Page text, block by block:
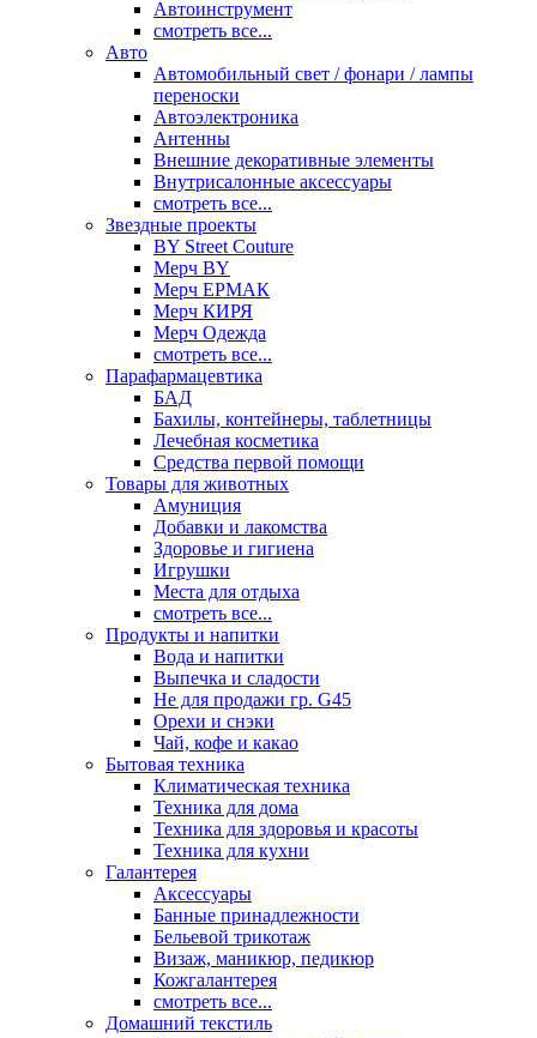
Автоинструмент
смотреть все...
Авто
Автомобильный свет / фонари / лампы
переноски
Автоэлектроника
Антенны
Внешние декоративные элементы
Внутрисалонные аксессуары
смотреть все...
Звездные проекты
BY Street Couture
Мерч BY
Мерч ЕРМАК
Мерч КИРЯ
Мерч Одежда
смотреть все...
Парафармацевтика
БАД
Бахилы, контейнеры, таблетницы
Лечебная косметика
Средства первой помощи
Товары для животных
Амуниция
Добавки и лакомства
Здоровье и гигиена
Игрушки
Места для отдыха
смотреть все...
Продукты и напитки
Вода и напитки
Выпечка и сладости
Не для продажи гр. G45
Орехи и снэки
Чай, кофе и какао
Бытовая техника
Климатическая техника
Техника для дома
Техника для здоровья и красоты
Техника для кухни
Галантерея
Аксессуары
Банные принадлежности
Бельевой трикотаж
Визаж, маникюр, педикюр
Кожгалантерея
смотреть все...
Домашний текстиль